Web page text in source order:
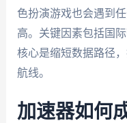
色扮演游戏也会遇到
高。关键因素包括国
核心是缩短数据路径
航线。
加速器如何